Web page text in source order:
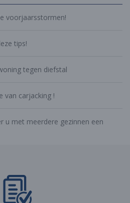
voorjaarsstormen!
tips!
tegen diefstal
van carjacking !
u met meerdere gezinnen een